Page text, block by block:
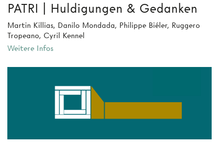
PATRI | Huldigungen & Gedanken
Martin Killias, Danilo Mondada, Philippe Biéler, Ruggero
Tropeano, Cyril Kennel
Weitere Infos